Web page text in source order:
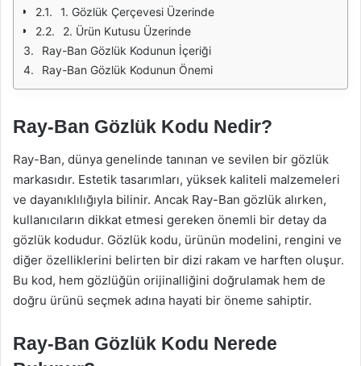
1. Gözlük Çerçevesi Üzerinde
2. Ürün Kutusu Üzerinde
Ray-Ban Gözlük Kodunun İçeriği
Ray-Ban Gözlük Kodunun Önemi
Ray-Ban Gözlük Kodu Nedir?
Ray-Ban, dünya genelinde tanınan ve sevilen bir gözlük
markasıdır. Estetik tasarımları, yüksek kaliteli malzemeleri
ve dayanıklılığıyla bilinir. Ancak Ray-Ban gözlük alırken,
kullanıcıların dikkat etmesi gereken önemli bir detay da
gözlük kodudur. Gözlük kodu, ürünün modelini, rengini ve
diğer özelliklerini belirten bir dizi rakam ve harften oluşur.
Bu kod, hem gözlüğün orijinalliğini doğrulamak hem de
doğru ürünü seçmek adına hayati bir öneme sahiptir.
Ray-Ban Gözlük Kodu Nerede